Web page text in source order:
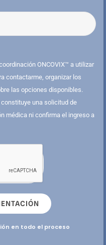
ONCOVIX™ a utilizar
contactarme, organizar los
las opciones disponibles.
una solicitud de
médica ni confirma el ingreso a
en todo el proceso